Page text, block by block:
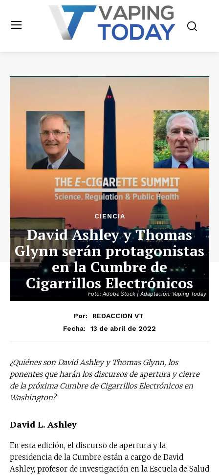
Foto: Adobe Stock | Adaptación: Vaping Today
CIENCIA
David Ashley y Thomas
Glynn serán protagonistas
en la Cumbre de
Cigarrillos Electrónicos
Por:
REDACCION VT
Fecha:
13 de abril de 2022
¿Quiénes son David Ashley y Thomas Glynn, los
ponentes que harán los discursos de apertura y cierre
de la próxima Cumbre de Cigarrillos Electrónicos en
Washington?
David L. Ashley
En esta edición, el discurso de apertura y la
presidencia de la Cumbre están a cargo de David
Ashley, profesor de investigación en la Escuela de Salud